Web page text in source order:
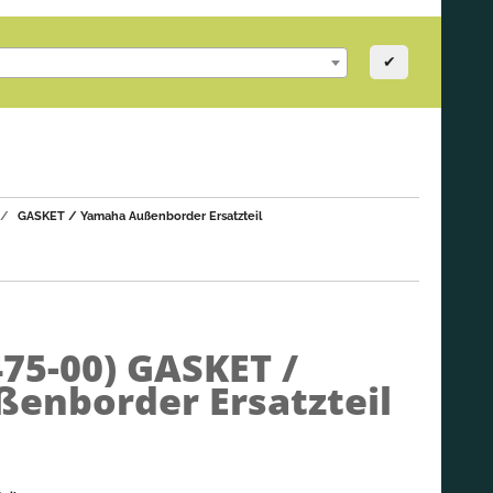
✔
GASKET / Yamaha Außenborder Ersatzteil
00) GASKET /
Ersatzteil